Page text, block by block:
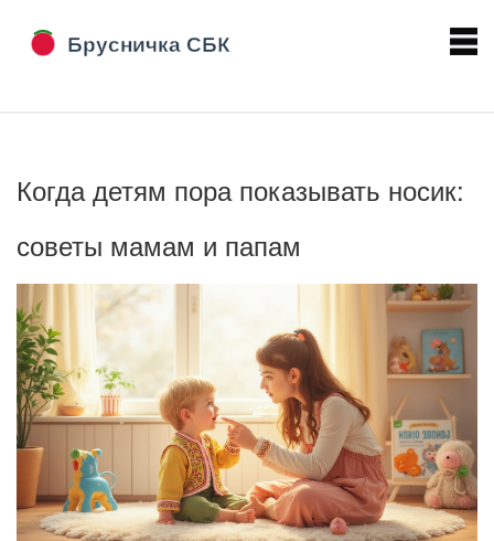
Когда детям пора показывать носик:
советы мамам и папам